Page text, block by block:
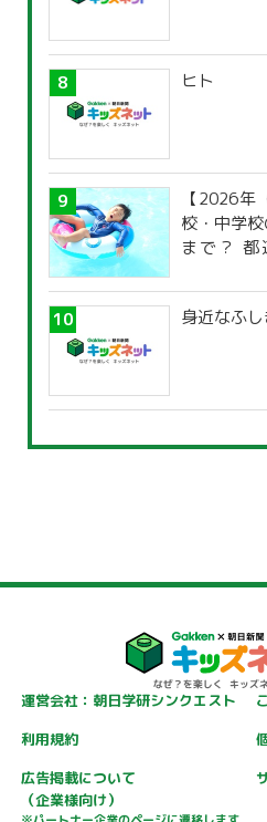
ヒト
【2026
校・中学
まで？ 都
身近なふ
運営会社：朝日学研シンクエスト
利用規約
広告掲載について
（企業様向け）